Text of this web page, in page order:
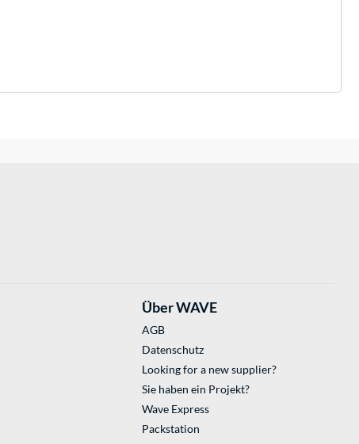
Über WAVE
AGB
Datenschutz
Looking for a new supplier?
Sie haben ein Projekt?
Wave Express
Packstation